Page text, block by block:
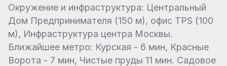
Окружение и инфраструктура: Центральный
Дом Предпринимателя (150 м), офис TPS (100
м), Инфраструктура центра Москвы.
Ближайшее метро: Курская - 6 мин, Красные
Ворота - 7 мин, Чистые пруды 11 мин. Садовое